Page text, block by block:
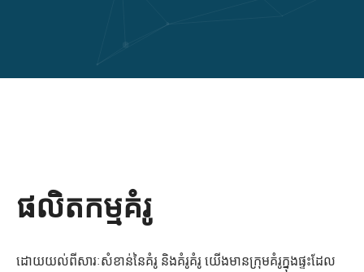
ផលិតកម្មគំរូ
ដោយយល់ពីសារៈសំខាន់នៃគំរូ និងគំរូគំរូ យើងមានក្រុមគំរូក្នុងផ្ទះដែល